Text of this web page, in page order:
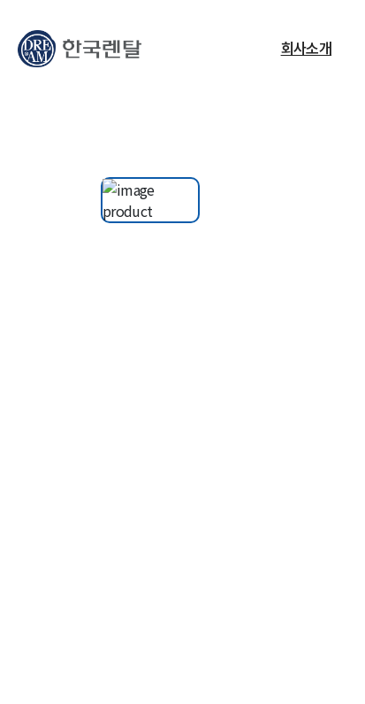
회사소개
무엇을 찾고 계신가요?
ESG